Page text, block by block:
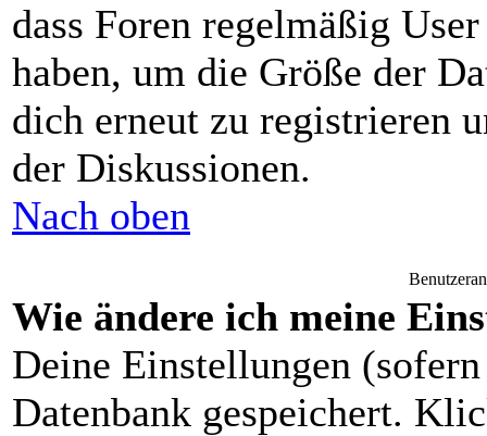
dass Foren regelmäßig
haben, um die Größe der
dich erneut zu registrieren
der Diskussionen.
Nach oben
Wie ändere ich meine
Deine Einstellungen
Datenbank gespeichert.